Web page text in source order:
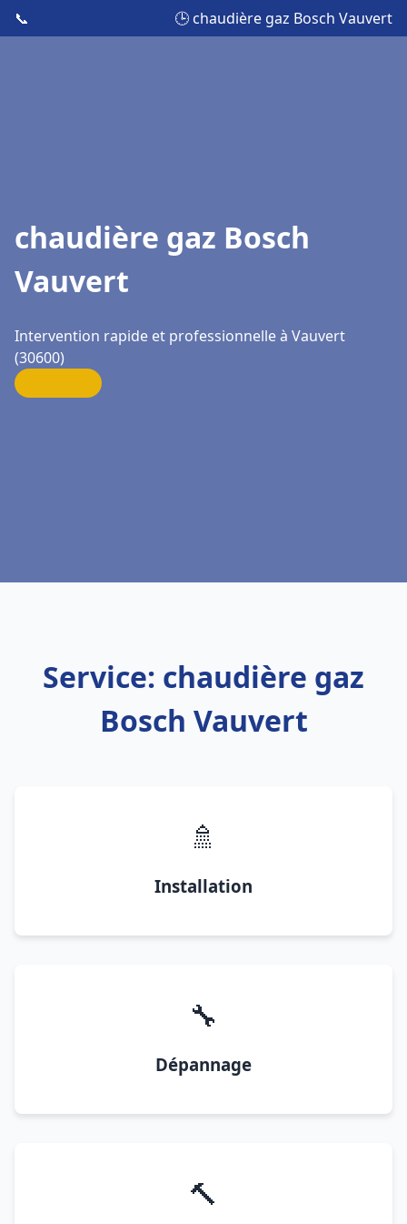
📞 🕒 chaudière gaz Bosch Vauvert
chaudière gaz Bosch
Vauvert
Intervention rapide et professionnelle à Vauvert
(30600)
Service: chaudière gaz
Bosch Vauvert
🚿
Installation
🔧
Dépannage
🔨